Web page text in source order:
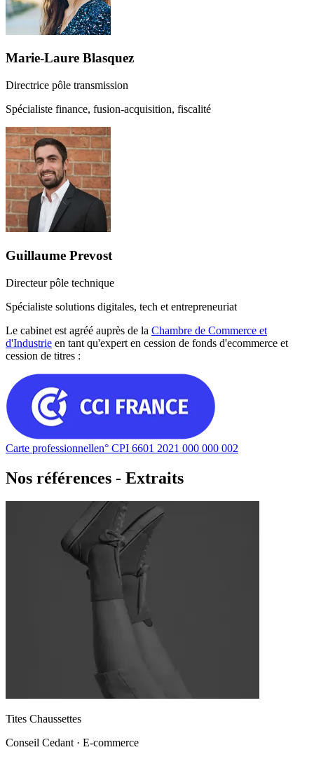
Marie-Laure Blasquez
Directrice pôle transmission
Spécialiste finance, fusion-acquisition, fiscalité
Guillaume Prevost
Directeur pôle technique
Spécialiste solutions digitales, tech et entrepreneuriat
Le cabinet est agréé auprès de la Chambre de Commerce et
d'Industrie en tant qu'expert en cession de fonds d'ecommerce et
cession de titres :
Carte professionnellen° CPI 6601 2021 000 000 002
Nos références - Extraits
Tites Chaussettes
Conseil Cedant· E-commerce